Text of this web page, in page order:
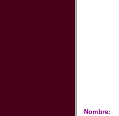
Nombre: